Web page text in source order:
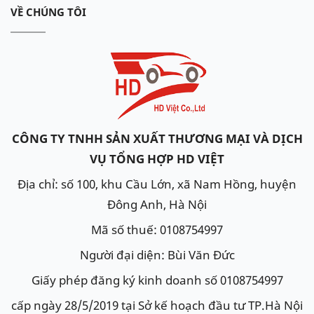
dịch vụ thay thế ắc quy tận nơi cho xe
chắc chắn chúng tôi sẽ làm hài lòng quý khách.
Bình ắc quy thay thế cho
xe BMW 116i
cần nguồn điện ổn định, nên trang bị
bình ắc quy khô theo tiêu chuẩn DIN của Đức
để đem lại hiệu xuất tối ưu cho hệ thống điện của
xe. Các bình ắc quy có thể trang bị để đảm bảo độ
bền và tuổi thọ bình ắc quy như:
Ắc quy GS MF DIN60L-LBN (12V-60Ah)
Model sản phẩm: MF GS DIN60L
VỀ CHÚNG TÔI
CÔNG TY TNHH SẢN XUẤT THƯƠNG MẠI VÀ DỊCH
VỤ TỔNG HỢP HD VIỆT
Địa chỉ: số 100, khu Cầu Lớn, xã Nam Hồng, huyện
Đông Anh, Hà Nội
Mã số thuế: 0108754997
Người đại diện: Bùi Văn Đức
Giấy phép đăng ký kinh doanh số 0108754997
cấp ngày 28/5/2019 tại Sở kế hoạch đầu tư TP.Hà Nội